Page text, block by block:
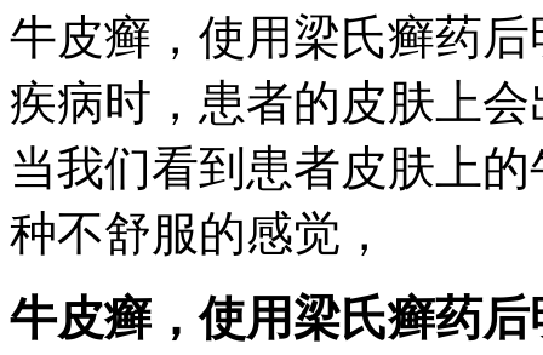
牛皮癣，使用梁氏癣药
疾病时，患者的皮肤上
当我们看到患者皮肤上
种不舒服的感觉，
牛皮癣，使用梁氏癣药